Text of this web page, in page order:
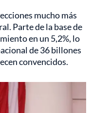
mucho más
Parte de la base de
en un 5,2%, lo
de 36 billones
convencidos.